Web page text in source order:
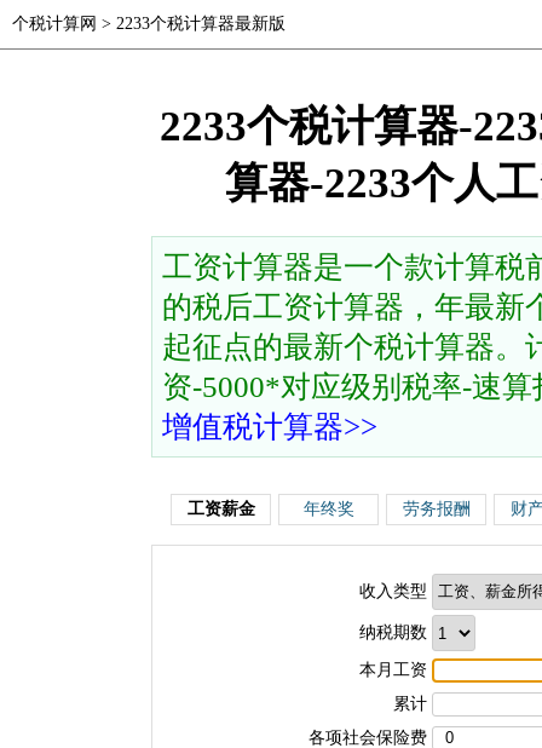
个税计算网 > 2233个税计算器最新版
2233个税计算器-
算器-2233个人
工资计算器是一个款计算税
的税后工资计算器，年最新
起征点的最新个税计算器。
资-5000*对应级别税率-速
增值税计算器>>
工资薪金 年终奖 劳务报酬 财
收入类型
纳税期数
本月工资
累计
各项社会保险费